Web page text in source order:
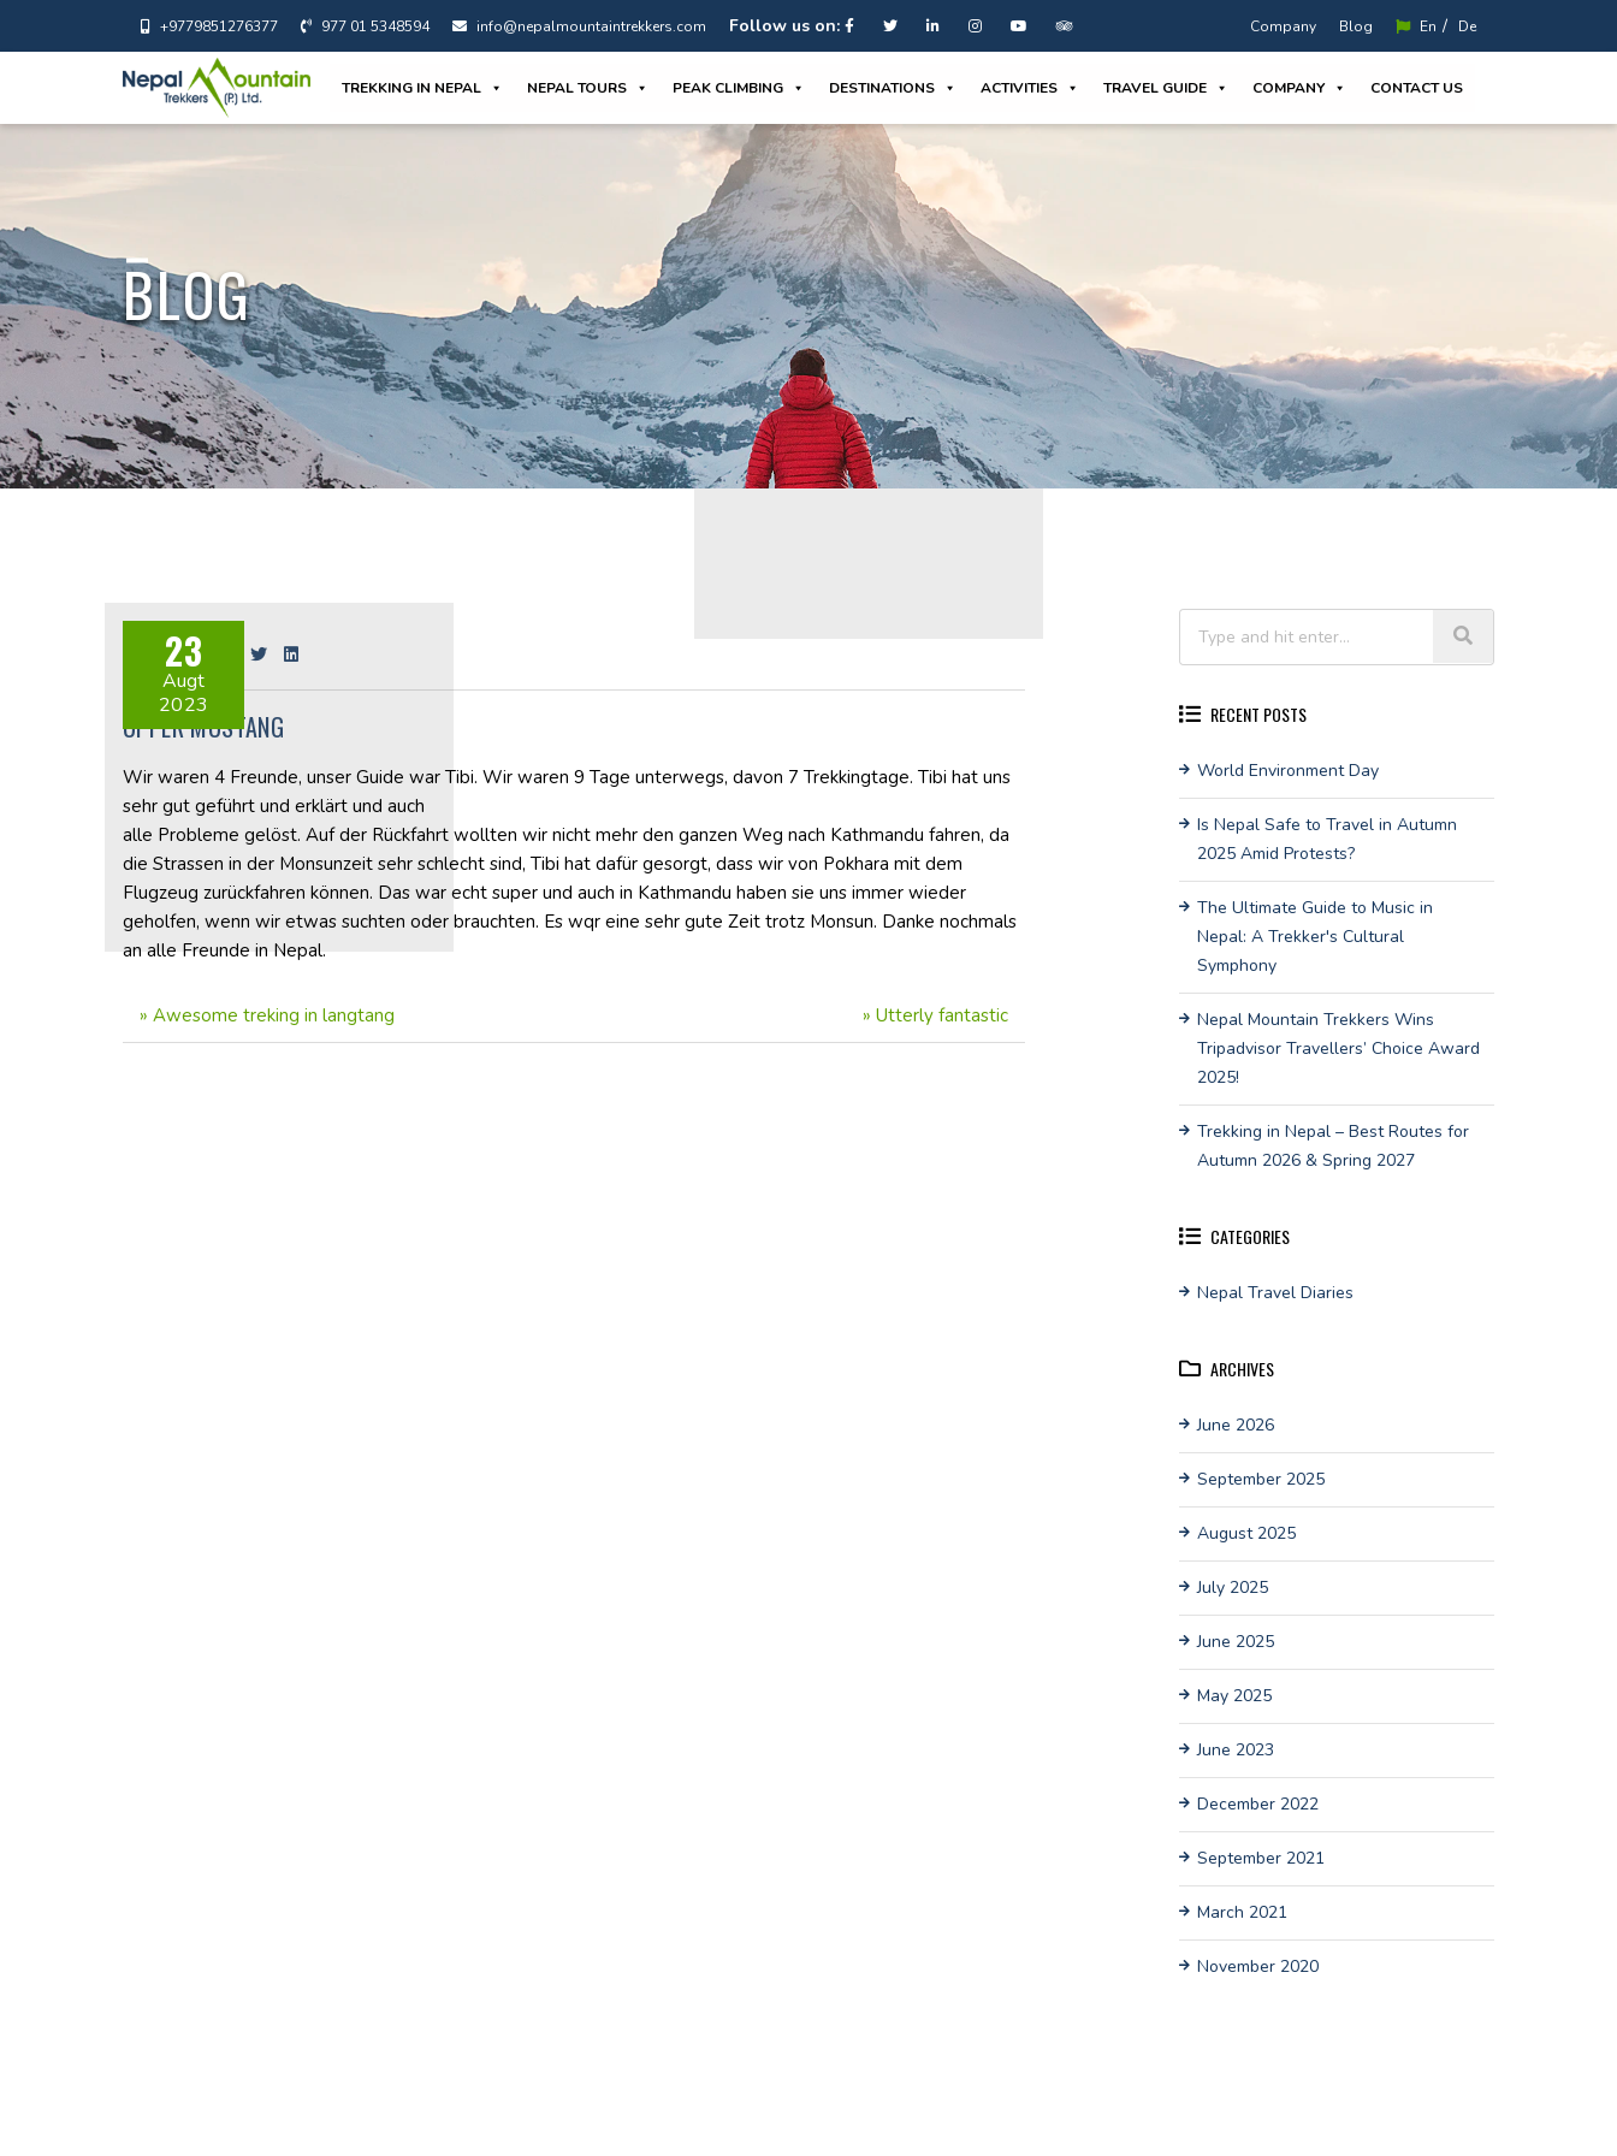
+9779851276377 977 01 5348594 info@nepalmountaintrekkers.com Follow us on: Company Blog En / De
TREKKING IN NEPAL NEPAL TOURS PEAK CLIMBING DESTINATIONS ACTIVITIES TRAVEL GUIDE COMPANY CONTACT US
BLOG
23
Augt
2023
Share on:
UPPER MUSTANG
Wir waren 4 Freunde, unser Guide war Tibi. Wir waren 9 Tage unterwegs, davon 7 Trekkingtage. Tibi hat uns
sehr gut geführt und erklärt und auch
alle Probleme gelöst. Auf der Rückfahrt wollten wir nicht mehr den ganzen Weg nach Kathmandu fahren, da
die Strassen in der Monsunzeit sehr schlecht sind, Tibi hat dafür gesorgt, dass wir von Pokhara mit dem
Flugzeug zurückfahren können. Das war echt super und auch in Kathmandu haben sie uns immer wieder
geholfen, wenn wir etwas suchten oder brauchten. Es wqr eine sehr gute Zeit trotz Monsun. Danke nochmals
an alle Freunde in Nepal.
» Awesome treking in langtang » Utterly fantastic
RECENT POSTS
World Environment Day
Is Nepal Safe to Travel in Autumn
2025 Amid Protests?
The Ultimate Guide to Music in
Nepal: A Trekker's Cultural
Symphony
Nepal Mountain Trekkers Wins
Tripadvisor Travellers’ Choice Award
2025!
Trekking in Nepal – Best Routes for
Autumn 2026 & Spring 2027
CATEGORIES
Nepal Travel Diaries
ARCHIVES
June 2026
September 2025
August 2025
July 2025
June 2025
May 2025
June 2023
December 2022
September 2021
March 2021
November 2020